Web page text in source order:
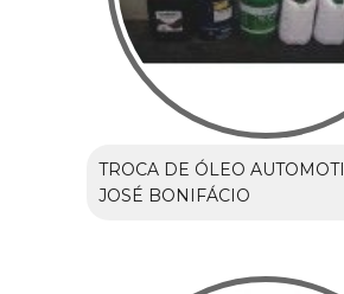
TROCA DE ÓLEO
JOSÉ BONIFÁCIO